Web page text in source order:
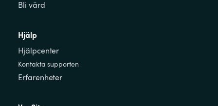
Bli värd
Hjälp
Hjälpcenter
Kontakta supporten
Erfarenheter